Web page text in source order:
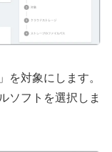
対象にします。
ソフトを選択しま